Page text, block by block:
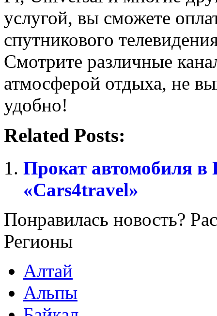
услугой, вы сможете
спутникового
Смотрите различные
атмосферой отдыха, не
удобно!
Related Posts:
Прокат автомобиля
«Cars4travel»
Понравилась новость?
Регионы
Алтай
Альпы